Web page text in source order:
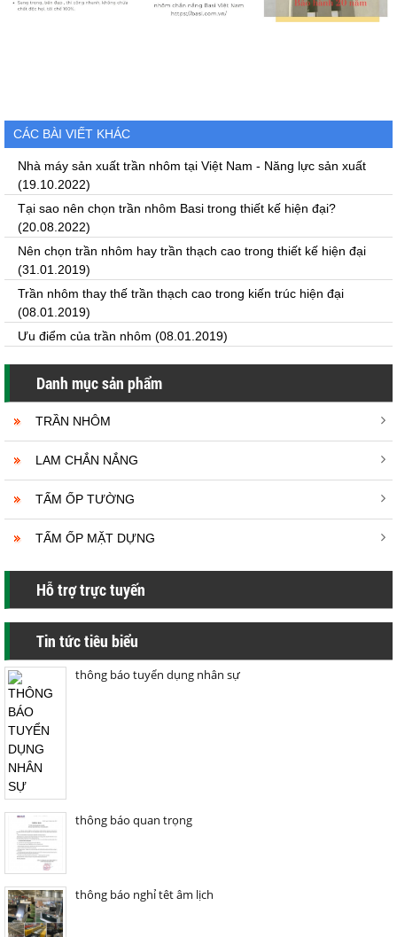
CÁC BÀI VIẾT KHÁC
Nhà máy sản xuất trần nhôm tại Việt Nam - Năng lực sản xuất
(19.10.2022)
Tại sao nên chọn trần nhôm Basi trong thiết kế hiện đại?
(20.08.2022)
Nên chọn trần nhôm hay trần thạch cao trong thiết kế hiện đại
(31.01.2019)
Trần nhôm thay thế trần thạch cao trong kiến trúc hiện đại
(08.01.2019)
Ưu điểm của trần nhôm (08.01.2019)
Danh mục sản phẩm
TRẦN NHÔM
LAM CHẮN NẮNG
TẤM ỐP TƯỜNG
TẤM ỐP MẶT DỰNG
Hỗ trợ trực tuyến
Tin tức tiêu biểu
thông báo tuyển dụng nhân sự
thông báo quan trọng
thông báo nghỉ têt âm lịch